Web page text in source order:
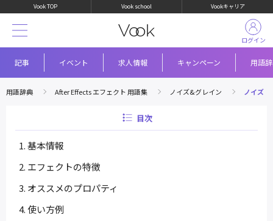
Vook TOP Vook school Vookキャリア
記事 イベント 求人情報 キャンペーン 用語
ログイン
用語辞典 After Effects エフェクト 用語集 ノイズ&グレイン ノイズ
目次
基本情報
エフェクトの特徴
オススメのプロパティ
使い方例